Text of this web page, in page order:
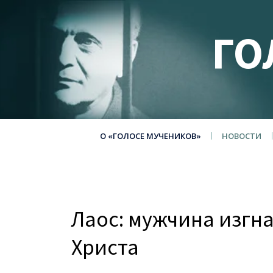
О «ГОЛОСЕ МУЧЕНИКОВ» НОВОСТИ
Лаос: мужчина
Христа